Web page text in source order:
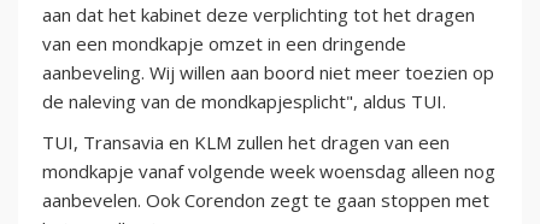
aan dat het kabinet deze verplichting tot het dragen
van een mondkapje omzet in een dringende
aanbeveling. Wij willen aan boord niet meer toezien op
de naleving van de mondkapjesplicht", aldus TUI.
TUI, Transavia en KLM zullen het dragen van een
mondkapje vanaf volgende week woensdag alleen nog
aanbevelen. Ook Corendon zegt te gaan stoppen met